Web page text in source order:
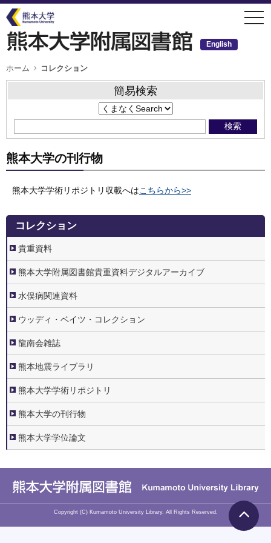
イ
コ
テ
ツ
移
English
パ
ン
く
ホーム コレクション
簡易検索
熊本大学の刊行物
熊本大学学術リポジトリ収載へはこちらから>>
4.
レ
ク
シ
ョ
ン
コレクション
貴重資料
熊本大学附属図書館貴重資料デジタルアーカイブ
水俣病関連資料
ウッディ・ベイツ・コレクション
龍南会雑誌
熊本地震ライブラリ
熊本大学学術リポジトリ
熊本大学の刊行物
熊本大学学位論文
Copyright (C) Kumamoto University Library. All Rights Reserved.